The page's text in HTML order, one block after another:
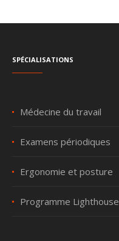
Spécialisations
Médecine du travail
Examens périodiques
Ergonomie et posture
Programme Lighthouse